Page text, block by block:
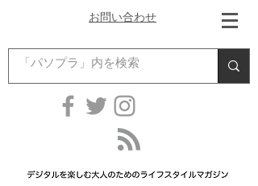
お問い合わせ